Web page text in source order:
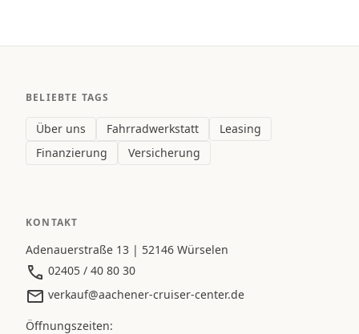
BELIEBTE TAGS
Über uns Fahrradwerkstatt
Leasing
Finanzierung
Versicherung
KONTAKT
Adenauerstraße 13 | 52146 Würselen
02405 / 40 80 30
verkauf@aachener-cruiser-center.de
Öffnungszeiten: